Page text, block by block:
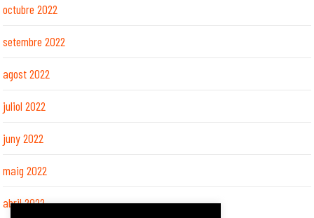
octubre 2022
setembre 2022
agost 2022
juliol 2022
juny 2022
maig 2022
abril 2022